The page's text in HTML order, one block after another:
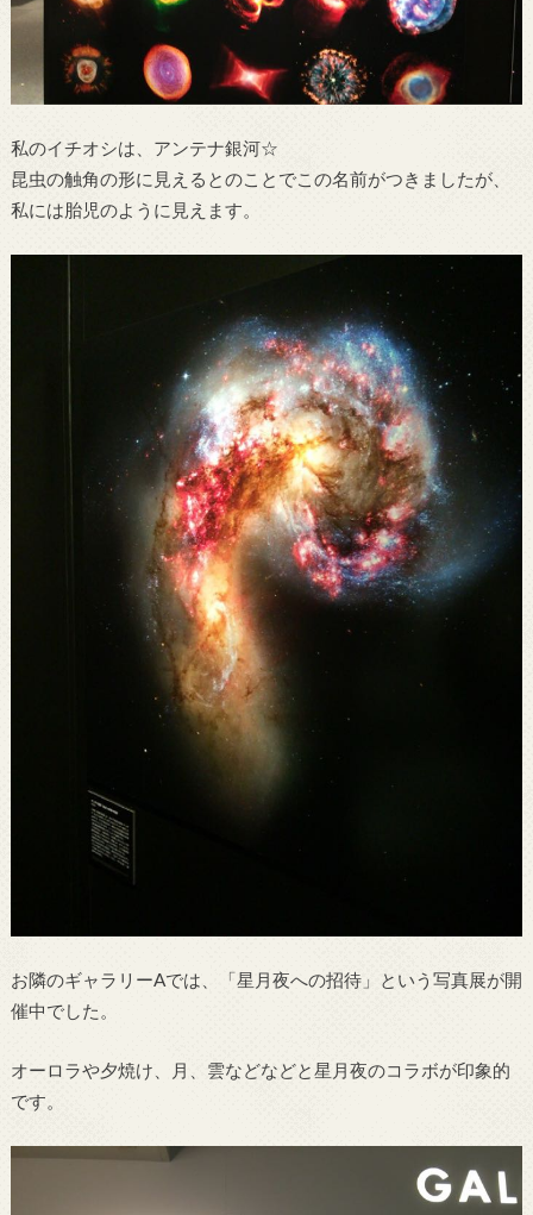
私のイチオシは、アンテナ銀河☆
昆虫の触角の形に見えるとのことでこの名前がつきましたが、
私には胎児のように見えます。
お隣のギャラリーAでは、「星月夜への招待」という写真展が開
催中でした。
オーロラや夕焼け、月、雲などなどと星月夜のコラボが印象的
です。